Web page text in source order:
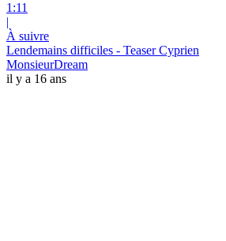
1:11
|
À suivre
Lendemains difficiles - Teaser Cyprien
MonsieurDream
il y a 16 ans